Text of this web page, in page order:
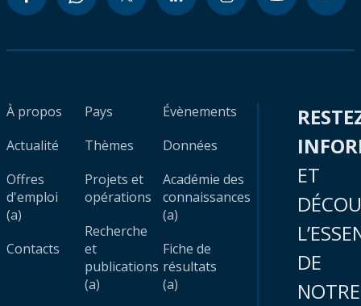
À propos
Actualité
Offres
d'emploi
(a)
Contacts
Pays
Thèmes
Projets et
opérations
Recherche
et
publications
(a)
Évènements
Données
Académie des
connaissances
(a)
Fiche de
résultats
(a)
ET
DE
NOTRE